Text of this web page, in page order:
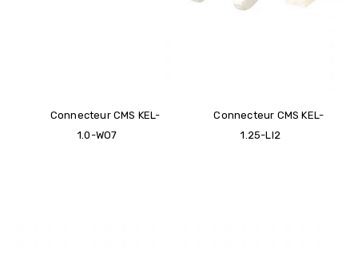
Connecteur CMS KEL-
1.0-WO7
Connecteur CMS KEL-
1.25-LI2